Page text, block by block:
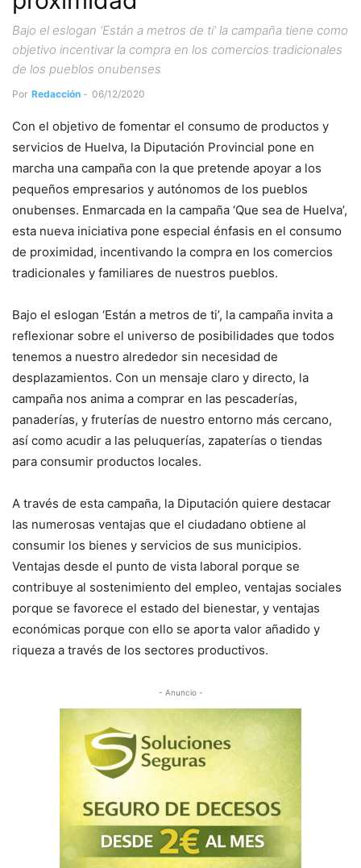
Bajo el eslogan ‘Están a metros de ti’ la campaña tiene como
objetivo incentivar la compra en los comercios tradicionales
de los pueblos onubenses
Por Redacción - 06/12/2020
Con el objetivo de fomentar el consumo de productos y
servicios de Huelva, la Diputación Provincial pone en
marcha una campaña con la que pretende apoyar a los
pequeños empresarios y autónomos de los pueblos
onubenses. Enmarcada en la campaña ‘Que sea de Huelva’,
esta nueva iniciativa pone especial énfasis en el consumo
de proximidad, incentivando la compra en los comercios
tradicionales y familiares de nuestros pueblos.
Bajo el eslogan ‘Están a metros de ti’, la campaña invita a
reflexionar sobre el universo de posibilidades que todos
tenemos a nuestro alrededor sin necesidad de
desplazamientos. Con un mensaje claro y directo, la
campaña nos anima a comprar en las pescaderías,
panaderías, y fruterías de nuestro entorno más cercano,
así como acudir a las peluquerías, zapaterías o tiendas
para consumir productos locales.
A través de esta campaña, la Diputación quiere destacar
las numerosas ventajas que el ciudadano obtiene al
consumir los bienes y servicios de sus municipios.
Ventajas desde el punto de vista laboral porque se
contribuye al sostenimiento del empleo, ventajas sociales
porque se favorece el estado del bienestar, y ventajas
económicas porque con ello se aporta valor añadido y
riqueza a través de los sectores productivos.
- Anuncio -